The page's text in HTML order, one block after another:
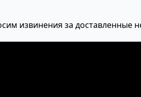
извинения за доставленные